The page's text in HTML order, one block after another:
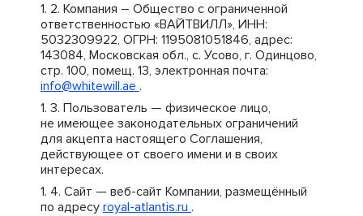
Компания – Общество с ограниченной
ответственностью «ВАЙТВИЛЛ», ИНН:
5032309922, ОГРН: 1195081051846, адрес:
143084, Московская обл., с. Усово, г. Одинцово,
стр. 100, помещ. 13, электронная почта:
info@whitewill.ae .
Пользователь — физическое лицо,
не имеющее законодательных ограничений
для акцепта настоящего Соглашения,
действующее от своего имени и в своих
интересах.
Сайт — веб-сайт Компании, размещённый
по адресу royal-atlantis.ru .